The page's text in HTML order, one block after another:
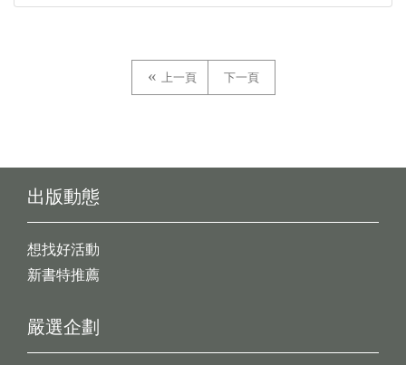
上一頁 下一頁
出版動態
想找好活動
新書特推薦
嚴選企劃